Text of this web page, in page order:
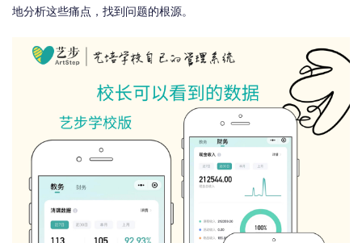
地分析这些痛点，找到问题的根源。